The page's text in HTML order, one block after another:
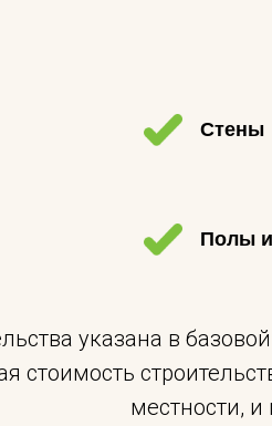
Стены
Полы
указана в
стоимость
местности, и